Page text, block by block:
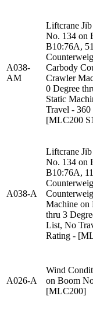
A038-
AM
Liftcrane
No. 134 on
B10:76A,
Carbody
Crawler
0 Degree
Static
Travel - 360
[MLC200
A038-A
Liftcrane
No. 134 on
B10:76A,
Machine on
thru 3
List, No
Rating -
A026-A
Wind
on Boom
[MLC200]